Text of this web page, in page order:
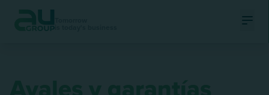
is today's business